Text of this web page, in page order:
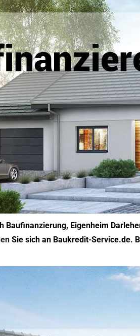
Baufinanzierung, Eigenheim
Sie sich an Baukredit-Service.de.